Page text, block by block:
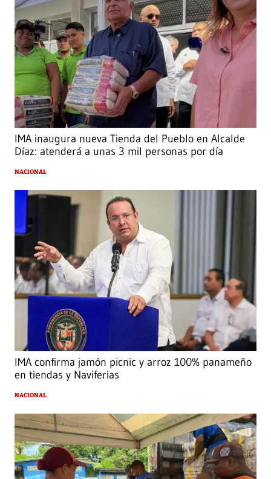
IMA inaugura nueva Tienda del Pueblo en Alcalde
Díaz: atenderá a unas 3 mil personas por día
NACIONAL
IMA confirma jamón picnic y arroz 100% panameño
en tiendas y Naviferias
NACIONAL